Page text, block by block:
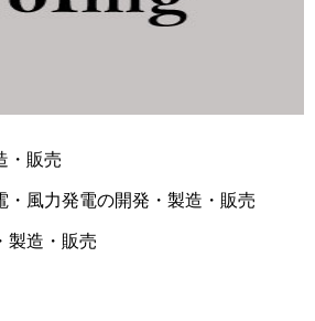
・販売
・風力発電の開発・製造・販売
製造・販売